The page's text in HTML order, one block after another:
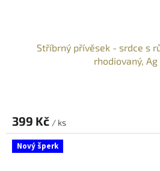
Stříbrný přívěsek - srdce s
rhodiovaný, Ag
399 Kč / ks
Nový šperk